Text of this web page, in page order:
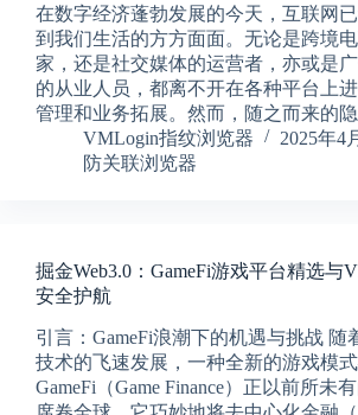
在数字经济蓬勃发展的今天，互联网
到我们生活的方方面面。无论是跨境
家，还是社交媒体的运营者，亦或是
的从业人员，都离不开在各种平台上
管理和业务拓展。然而，随之而来的
VMLogin指纹浏览器
2025年4
防关联浏览器
掘金Web3.0：GameFi游戏平台精选与
安全护航
引言：GameFi浪潮下的机遇与挑战 随
技术的飞速发展，一种全新的游戏模
GameFi（Game Finance）正以前所未